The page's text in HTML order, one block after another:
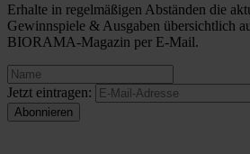
Erhalte in regelmäßigen Abständen die
Gewinnspiele & Ausgaben übersichtlich
BIORAMA-Magazin per E-Mail.
Jetzt eintragen: